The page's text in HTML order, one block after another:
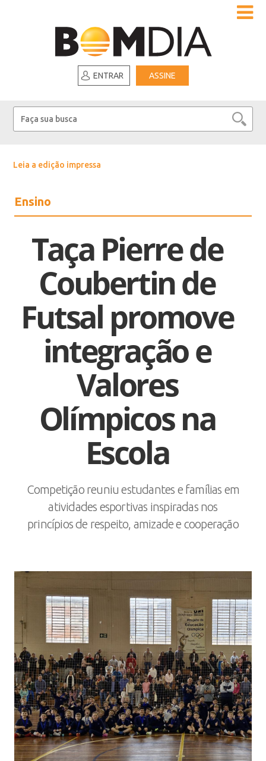
ENTRAR ASSINE
Leia a edição impressa
Ensino
Taça Pierre de
Coubertin de
Futsal promove
integração e
Valores
Olímpicos na
Escola
Competição reuniu estudantes e famílias em
atividades esportivas inspiradas nos
princípios de respeito, amizade e cooperação